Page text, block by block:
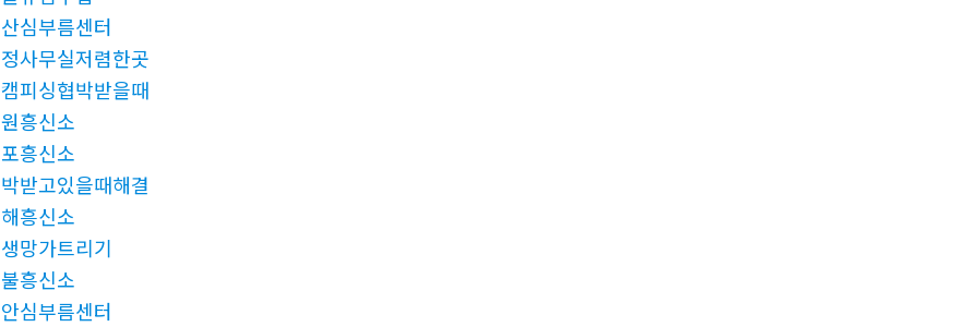
심부름센터
사무실저렴한곳
피싱협박받을때
흥신소
흥신소
받고있을때해결
흥신소
망가트리기
흥신소
심부름센터